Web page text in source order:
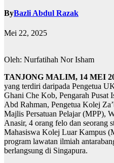
ByBazli Abdul Razak
Mei 22, 2025
Oleh: Nurfatihah Nor Isham
TANJONG MALIM, 14 MEI
yang terdiri daripada Pengetua
Ghani Che Kob, Pengarah
Abd Rahman, Pengetua Kolej
Majlis Persatuan Pelajar (MPP),
Anasir, 4 orang felo dan
Mahasiswa Kolej Luar Kampus
program lawatan ilmiah
berlangsung di Singapura.